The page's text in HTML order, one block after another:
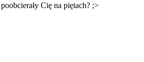
Cię na piętach? ;>